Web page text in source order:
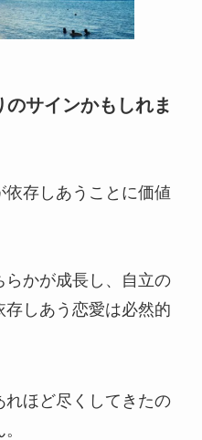
サインかもしれま
存しあうことに価値
らかが成長し、自立の
しあう恋愛は必然的
ほど尽くしてきたの